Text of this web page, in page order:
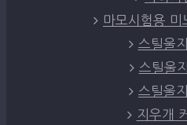
마모시험용 미
스틸울
스틸울
스틸울
지우개